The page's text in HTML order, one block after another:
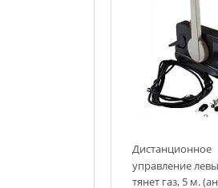
Дистанционное
управление
тянет газ, 5 м.